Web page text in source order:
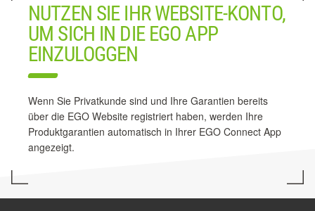
NUTZEN SIE IHR WEBSITE-KONTO,
UM SICH IN DIE EGO APP
EINZULOGGEN
Wenn Sie Privatkunde sind und Ihre Garantien bereits
über die EGO Website registriert haben, werden Ihre
Produktgarantien automatisch in Ihrer EGO Connect App
angezeigt.